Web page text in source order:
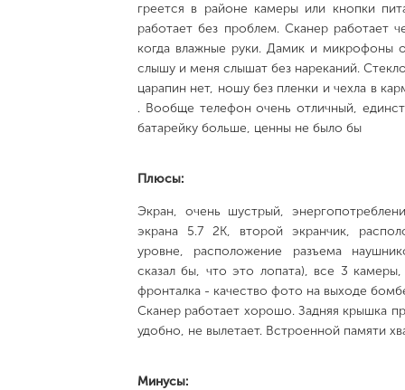
греется в районе камеры или кнопки
работает без проблем. Сканер работает
когда влажные руки. Дамик и микрофоны
слышу и меня слышат без нареканий.
царапин нет, ношу без пленки и чехла в
. Вообще телефон очень отличный,
батарейку больше, ценны не было бы
Плюсы:
Экран, очень шустрый,
экрана 5.7 2К, второй экранчик,
уровне, расположение разъема
сказал бы, что это лопата), все 3
фронталка - качество фото на выходе
Сканер работает хорошо. Задняя крышка
удобно, не вылетает. Встроенной памяти
Минусы: